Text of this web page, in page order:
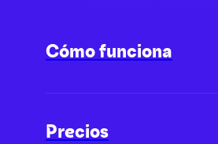
Cómo funciona
Precios